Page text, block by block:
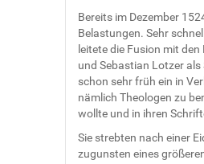
Bereits im Dezember
Belastungen. Sehr
leitete die Fusion mit
und Sebastian Lotzer
schon sehr früh ein in
nämlich Theologen zu
wollte und in ihren
Sie strebten nach einer
zugunsten eines